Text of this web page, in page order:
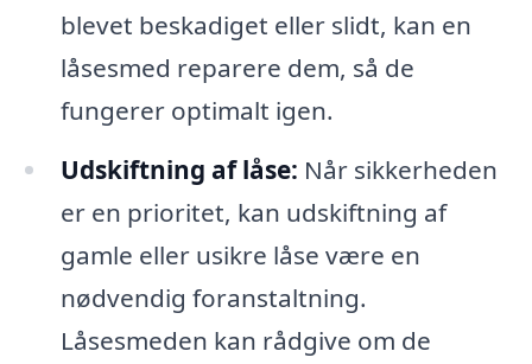
blevet beskadiget eller slidt, kan en
låsesmed reparere dem, så de
fungerer optimalt igen.
Udskiftning af låse: Når sikkerheden
er en prioritet, kan udskiftning af
gamle eller usikre låse være en
nødvendig foranstaltning.
Låsesmeden kan rådgive om de